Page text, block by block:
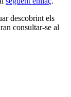
descobrint els
consultar-se al